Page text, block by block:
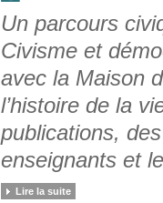
Un parcours
Civisme et
avec la Maison
l’histoire de la
publications,
enseignants et
Lire la suite